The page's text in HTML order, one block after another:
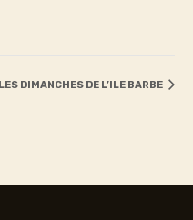
LES DIMANCHES DE L’ILE BARBE